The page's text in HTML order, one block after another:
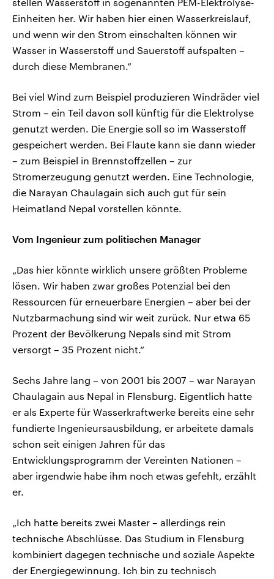
Einheiten her. Wir haben hier einen Wasserkreislauf,
und wenn wir den Strom einschalten können wir
Wasser in Wasserstoff und Sauerstoff aufspalten –
durch diese Membranen.“
Bei viel Wind zum Beispiel produzieren Windräder viel
Strom – ein Teil davon soll künftig für die Elektrolyse
genutzt werden. Die Energie soll so im Wasserstoff
gespeichert werden. Bei Flaute kann sie dann wieder
– zum Beispiel in Brennstoffzellen – zur
Stromerzeugung genutzt werden. Eine Technologie,
die Narayan Chaulagain sich auch gut für sein
Heimatland Nepal vorstellen könnte.
Vom Ingenieur zum politischen Manager
„Das hier könnte wirklich unsere größten Probleme
lösen. Wir haben zwar großes Potenzial bei den
Ressourcen für erneuerbare Energien – aber bei der
Nutzbarmachung sind wir weit zurück. Nur etwa 65
Prozent der Bevölkerung Nepals sind mit Strom
versorgt – 35 Prozent nicht.“
Sechs Jahre lang – von 2001 bis 2007 – war Narayan
Chaulagain aus Nepal in Flensburg. Eigentlich hatte
er als Experte für Wasserkraftwerke bereits eine sehr
fundierte Ingenieursausbildung, er arbeitete damals
schon seit einigen Jahren für das
Entwicklungsprogramm der Vereinten Nationen –
aber irgendwie habe ihm noch etwas gefehlt, erzählt
er.
„Ich hatte bereits zwei Master – allerdings rein
technische Abschlüsse. Das Studium in Flensburg
kombiniert dagegen technische und soziale Aspekte
der Energiegewinnung. Ich bin zu technisch